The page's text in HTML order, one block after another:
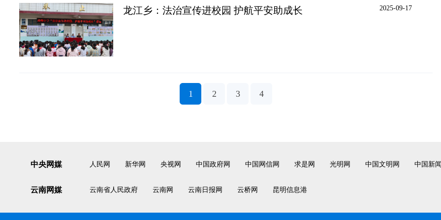
龙江乡：法治宣传进校园 护航平安助成长 2025-09-17
1 2 3 4
中央网媒 人民网 新华网 央视网 中国政府网 中国网信网 求是网 光明网 中国文明网 中国新
云南网媒 云南省人民政府 云南网 云南日报网 云桥网 昆明信息港